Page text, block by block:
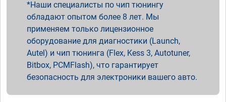
Наши специалисты по чип тюнингу
обладают опытом более 8 лет. Мы
применяем только лицензионное
оборудование для диагностики (Launch,
Autel) и чип тюнинга (Flex, Kess 3, Autotuner,
Bitbox, PCMFlash), что гарантирует
безопасность для электроники вашего авто.